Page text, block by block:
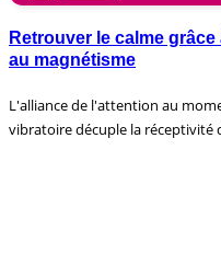
Retrouver le calme
au magnétisme
L'alliance de l'attention au
vibratoire décuple la réceptivité